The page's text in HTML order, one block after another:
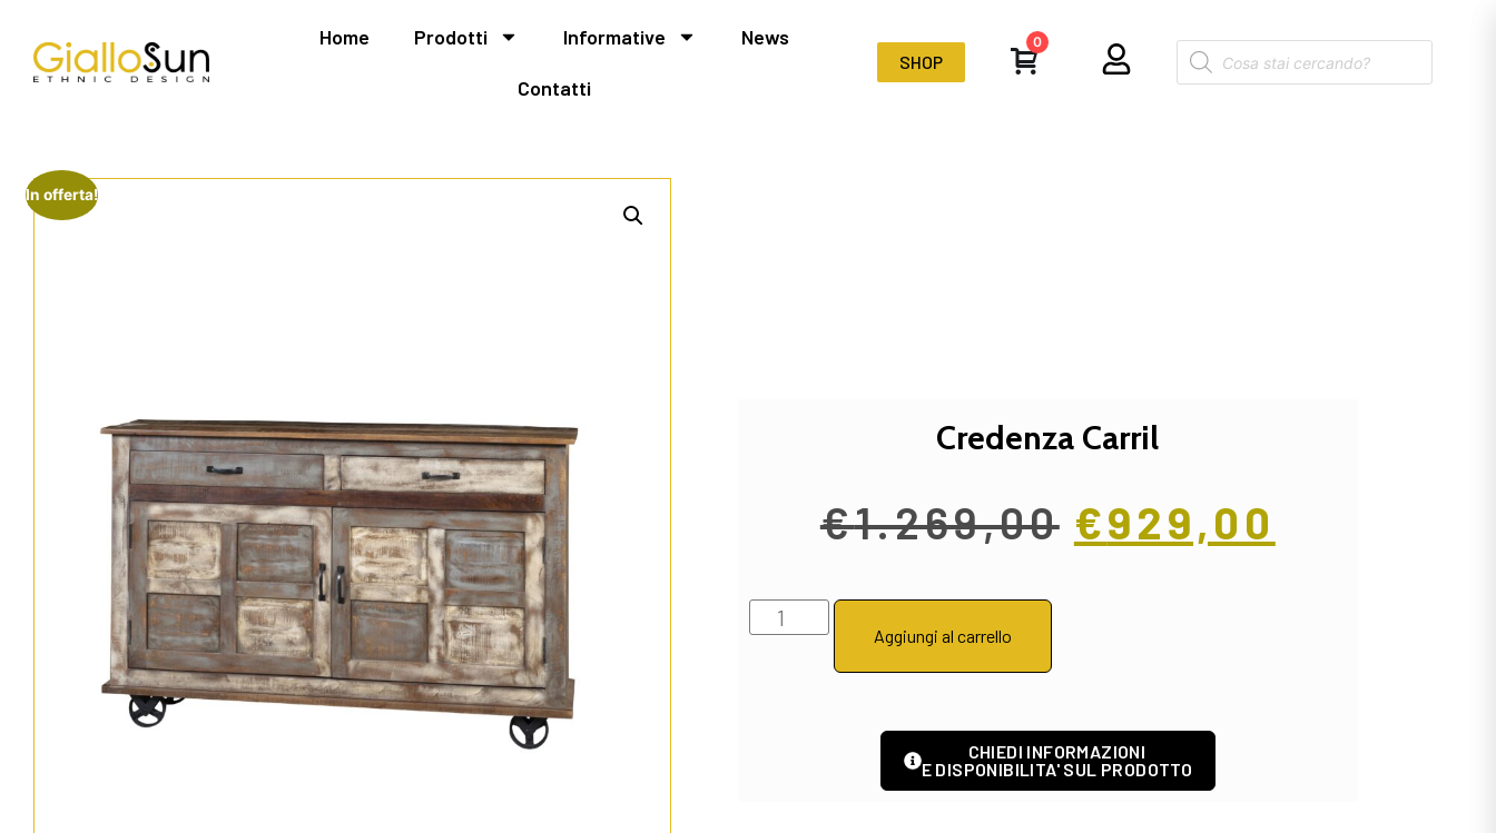
Home Prodotti Informative News
Contatti
SHOP
0
In offerta!
Credenza Carril
€1.269,00 €929,00
Aggiungi al carrello
CHIEDI INFORMAZIONI
E DISPONIBILITA' SUL PRODOTTO